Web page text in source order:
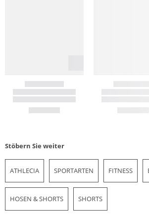
Stöbern Sie weiter
ATHLECIA SPORTARTEN FITNESS
HOSEN & SHORTS SHORTS